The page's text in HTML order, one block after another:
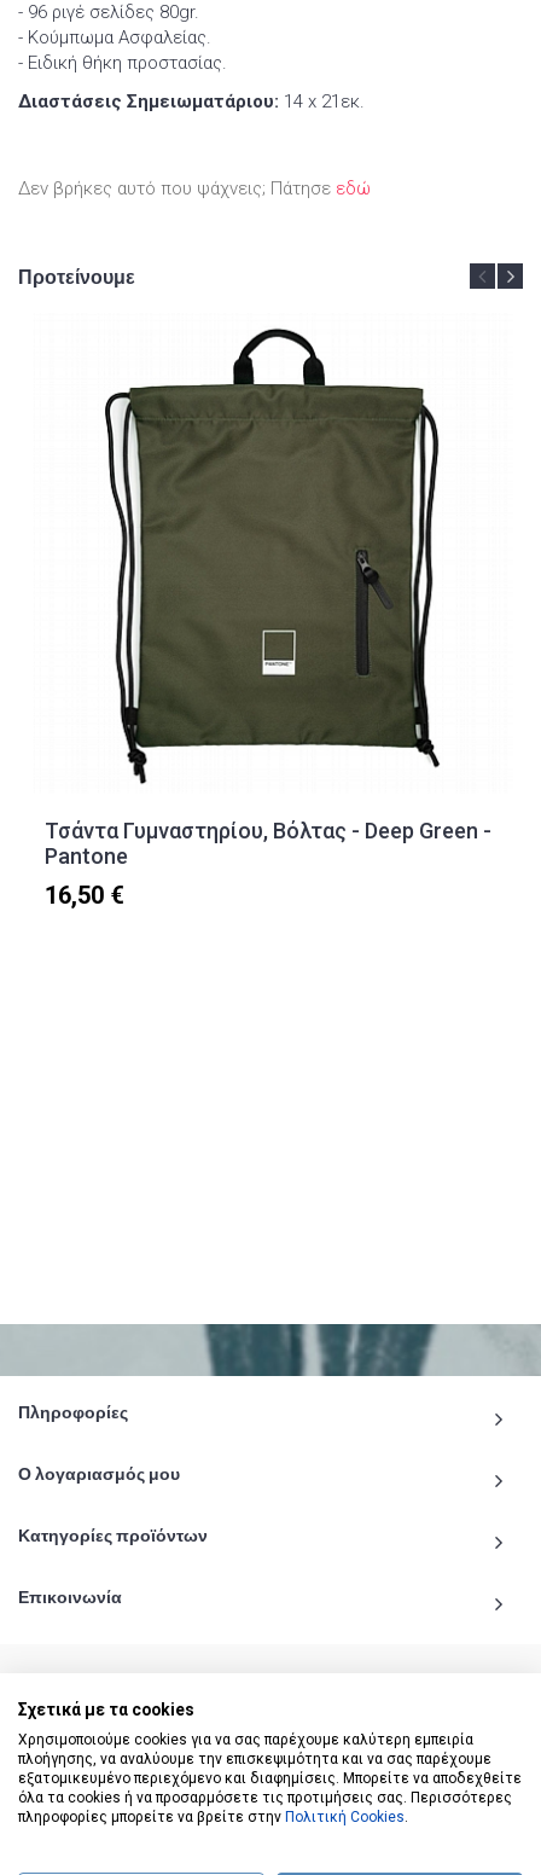
- 96 ριγέ σελίδες 80gr.
- Κούμπωμα Ασφαλείας.
- Ειδική θήκη προστασίας.
Διαστάσεις Σημειωματάριου: 14 x 21εκ.
Δεν βρήκες αυτό που ψάχνεις; Πάτησε εδώ
Προτείνουμε
Τσάντα Γυμναστηρίου, Βόλτας - Deep Green -
Pantone
16,50 €
Πληροφορίες
Ο λογαριασμός μου
Κατηγορίες προϊόντων
Επικοινωνία
© 2020 - 2026 katiginetai.gr All Rights Reserved.
Σχετικά με τα cookies
Χρησιμοποιούμε cookies για να σας παρέχουμε καλύτερη εμπειρία
πλοήγησης, να αναλύουμε την επισκεψιμότητα και να σας παρέχουμε
εξατομικευμένο περιεχόμενο και διαφημίσεις. Μπορείτε να αποδεχθείτε
όλα τα cookies ή να προσαρμόσετε τις προτιμήσεις σας. Περισσότερες
πληροφορίες μπορείτε να βρείτε στην Πολιτική Cookies.